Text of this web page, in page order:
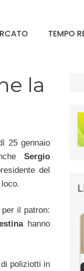
TEMPO
la
25 gennaio
Sergio
del
il patron:
hanno
poliziotti in